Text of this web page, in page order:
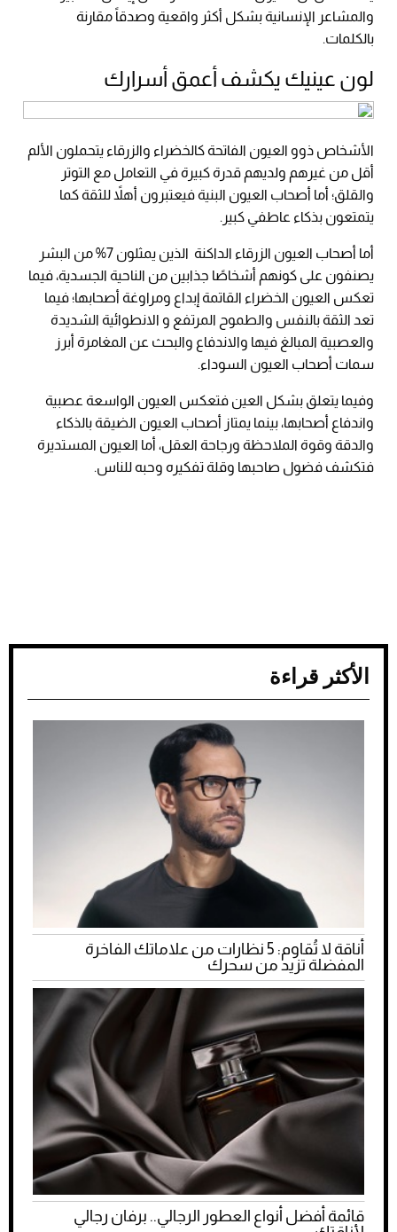
والمشاعر الإنسانية بشكل أكثر واقعية وصدقاً مقارنة
بالكلمات.
لون عينيك يكشف أعمق أسرارك
الأشخاص ذوو العيون الفاتحة كالخضراء والزرقاء يتحملون الألم
أقل من غيرهم ولديهم قدرة كبيرة في التعامل مع التوتر
والقلق؛ أما أصحاب العيون البنية فيعتبرون أهلاً للثقة كما
يتمتعون بذكاء عاطفي كبير.
أما أصحاب العيون الزرقاء الداكنة الذين يمثلون 7% من البشر
يصنفون على كونهم أشخاصًا جذابين من الناحية الجسدية، فيما
تعكس العيون الخضراء القاتمة إبداع ومراوغة أصحابها؛ فيما
تعد الثقة بالنفس والطموح المرتفع و الانطوائية الشديدة
والعصبية المبالغ فيها والاندفاع والبحث عن المغامرة أبرز
سمات أصحاب العيون السوداء.
وفيما يتعلق بشكل العين فتعكس العيون الواسعة عصبية
واندفاع أصحابها، بينما يمتاز أصحاب العيون الضيقة بالذكاء
والدقة وقوة الملاحظة ورجاحة العقل، أما العيون المستديرة
فتكشف فضول صاحبها وقلة تفكيره وحبه للناس.
الأكثر قراءة
أناقة لا تُقاوم: 5 نظارات من علاماتك الفاخرة
المفضلة تزيد من سحرك
قائمة أفضل أنواع العطور الرجالي.. برفان رجالي